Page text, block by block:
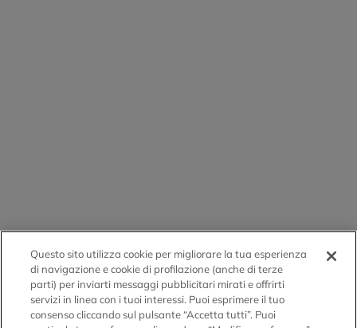
Questo sito utilizza cookie per migliorare la tua esperienza
di navigazione e cookie di profilazione (anche di terze
parti) per inviarti messaggi pubblicitari mirati e offrirti
servizi in linea con i tuoi interessi. Puoi esprimere il tuo
consenso cliccando sul pulsante “Accetta tutti”. Puoi